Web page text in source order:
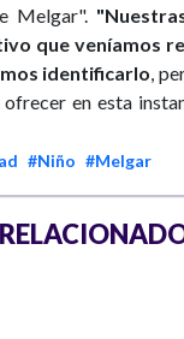
Melgar".
que veníamos
identificarlo,
en esta
#Niño #Melgar